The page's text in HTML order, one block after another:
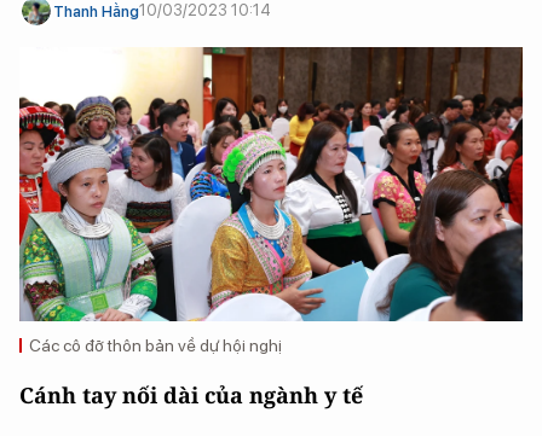
Thanh Hằng10/03/2023 10:14
Các cô đỡ thôn bản về dự hội nghị
Cánh tay nối dài của ngành y tế